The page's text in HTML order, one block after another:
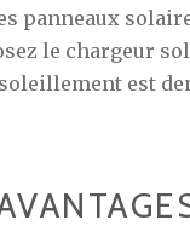
panneaux
le chargeur
est